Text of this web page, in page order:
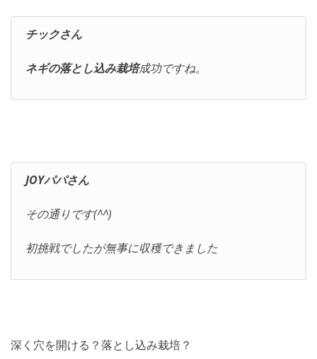
チックさん
ネギの落とし込み栽培成功ですね。
JOYパパさん
その通りです(^^)
初挑戦でしたが無事に収穫できました
深く穴を開ける？落とし込み栽培？